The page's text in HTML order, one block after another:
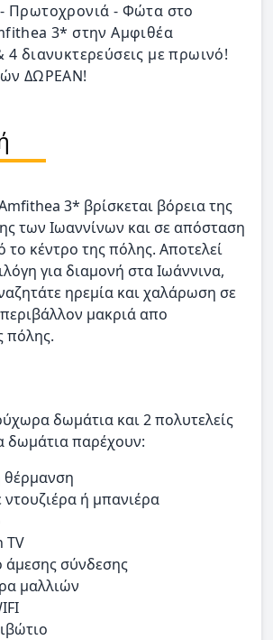
Πρωτοχρονιά - Φώτα στο
3* στην Αμφιθέα
4 διανυκτερεύσεις με πρωινό!
ΔΩΡΕΑΝ!
3* βρίσκεται βόρεια της
των Ιωαννίνων και σε απόσταση
το κέντρο της πόλης. Αποτελεί
για διαμονή στα Ιωάννινα,
ηρεμία και χαλάρωση σε
μακριά απο
πόλης.
δωμάτια και 2 πολυτελείς
δωμάτια παρέχουν:
ντουζιέρα ή μπανιέρα
TV
σύνδεσης
μαλλιών